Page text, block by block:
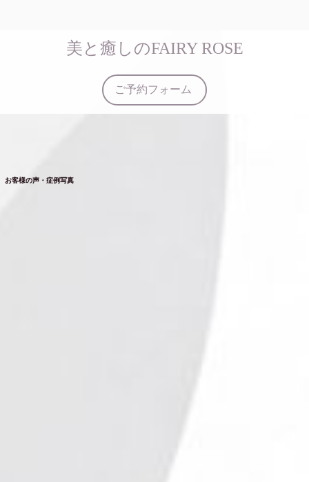
美と癒しのFAIRY ROSE
ご予約フォーム
お客様の声・症例写真